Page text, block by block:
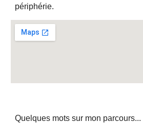
périphérie.
Quelques mots sur mon parcours...